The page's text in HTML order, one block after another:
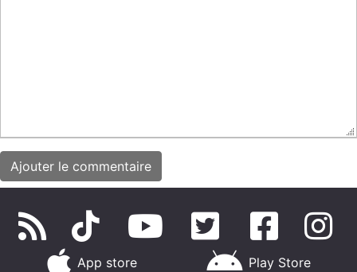
App store Play Store